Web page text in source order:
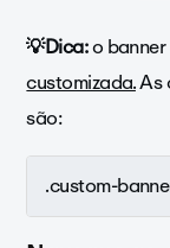
💡Dica:o
customizada.As
são:
.custom-